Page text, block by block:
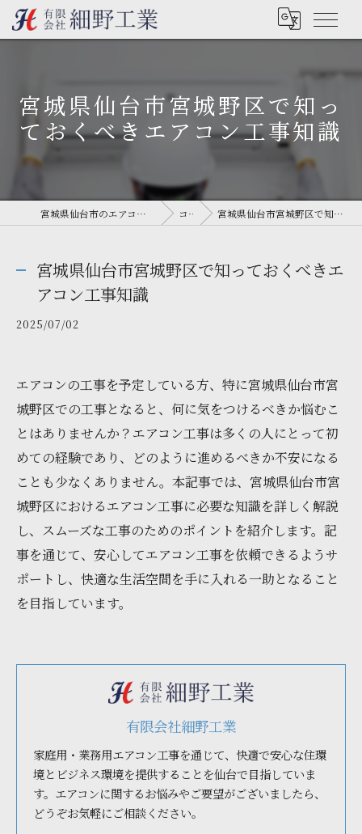
宮城県仙台市宮城野区で知っ
ておくべきエアコン工事知識
宮城県仙台市のエアコン工事なら有限会社細野工業 コラム 宮城県仙台市宮城野区で知っておくべきエアコン工事知識
宮城県仙台市宮城野区で知っておくべきエ
アコン工事知識
2025/07/02
エアコンの工事を予定している方、特に宮城県仙台市宮
城野区での工事となると、何に気をつけるべきか悩むこ
とはありませんか？エアコン工事は多くの人にとって初
めての経験であり、どのように進めるべきか不安になる
ことも少なくありません。本記事では、宮城県仙台市宮
城野区におけるエアコン工事に必要な知識を詳しく解説
し、スムーズな工事のためのポイントを紹介します。記
事を通じて、安心してエアコン工事を依頼できるようサ
ポートし、快適な生活空間を手に入れる一助となること
を目指しています。
有限会社細野工業
家庭用・業務用エアコン工事を通じて、快適で安心な住環
境とビジネス環境を提供することを仙台で目指していま
す。エアコンに関するお悩みやご要望がございましたら、
どうぞお気軽にご相談ください。